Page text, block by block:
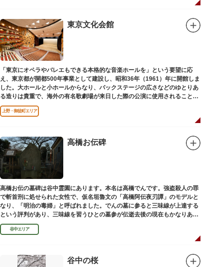
の昔、すぐ近くを流れる隅田川を往来して参拝する人の目印となったのがこ
の銀杏で、今なおそのパワーを授かりに来る人も多いそうです。
また、江戸時代から伝わる布袋尊像が祀られています。その姿は肩に袋がな
くお腹が袋代わりの形をしている珍しいもので、古くから庶民に尊信されて
います。（御開帳期間 1月1日～7日）
東京文化会館
「東京にオペラやバレエもできる本格的な音楽ホールを」という要望に応
え、東京都が開都500年事業として建設し、昭和36年（1961）年に開館しま
した。大ホールと小ホールからなり、バックステージの広さなどのゆとりあ
る造りは貴重で、海外の有名歌劇場が来日した際の公演に使用されることが
多いホールです。
上野・御徒町エリア
高橋お伝碑
高橋お伝の墓碑は谷中霊園にあります。本名は高橋でんです。強盗殺人の罪
で斬首刑に処せられた女性で、仮名垣魯文の「高橋阿伝夜刃譚」のモデルと
なり、「明治の毒婦」と呼ばれました。でんの墓に参ると三味線が上達する
という評判があり、三味線を習うひとの墓参が伝逝去後の現在もかなりある
といわれています。
谷中エリア
谷中の桜